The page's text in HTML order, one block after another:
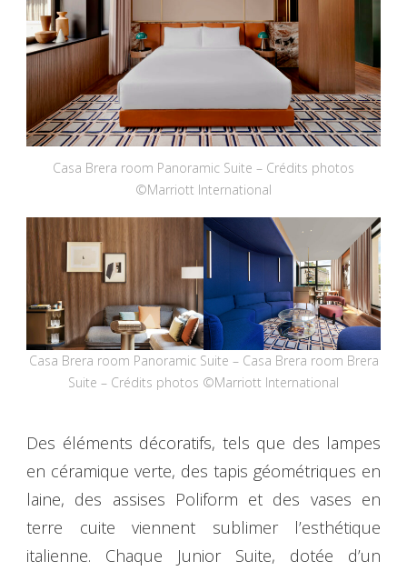
Casa Brera room Panoramic Suite – Crédits photos
©Marriott International
Casa Brera room Panoramic Suite – Casa Brera room Brera
Suite – Crédits photos ©Marriott International
Des éléments décoratifs, tels que des lampes
en céramique verte, des tapis géométriques en
laine, des assises Poliform et des vases en
terre cuite viennent sublimer l’esthétique
italienne. Chaque Junior Suite, dotée d’un